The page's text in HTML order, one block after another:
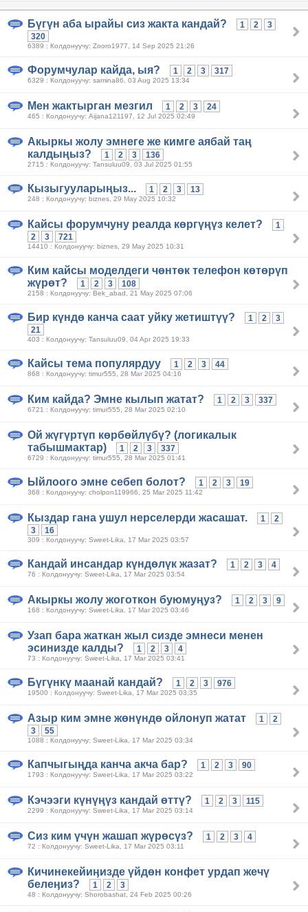
Бүгүн аба ырайы сиз жакта кандай? 1 2
3
320
6389 : Колдонуучу: Zooro1977, 14 Sep 2025 21:26
Форумчулар кайда, ыя? 1 2 3 317
6329 : Колдонуучу: samina86, 03 Aug 2025 13:34
Мен жактырган мезгил 1 2 3 24
465 : Колдонуучу: Aijana121197, 12 Jul 2025 02:49
Акыркы жолу эмнеге же кимге аябай таң
калдыңыз?
1 2 3 136
2715 : Колдонуучу: Tansuluu09, 03 Jul 2025 01:55
Кызыгууларыңыз... 1 2 3 13
248 : Колдонуучу: biznes, 29 May 2025 10:32
Кайсы форумчуну реалда көргүңүз келет?
1
2
3 721
14410 : Колдонуучу: biznes, 29 May 2025 10:31
Ким кайсы моделдеги чөнтөк телефон көтөрүп
жүрөт?
1 2 3 108
2158 : Колдонуучу: Bek_abad, 21 May 2025 07:06
Бир күндө канча саат уйку жетиштүү? 1 2
3
21
403 : Колдонуучу: Tansuluu09, 04 Apr 2025 19:33
Кайсы тема популярдуу 1 2 3 44
868 : Колдонуучу: timur555, 28 Mar 2025 04:16
Ким кайда? Эмне кылып жатат? 1 2 3 337
6721 : Колдонуучу: timur555, 28 Mar 2025 02:10
Ой жүгүртүп көрбөйлүбү? (логикалык
табышмактар)
1 2 3 337
6729 : Колдонуучу: timur555, 28 Mar 2025 01:41
Ыйлоого эмне себеп болот? 1 2 3 19
368 : Колдонуучу: cholpon119966, 25 Mar 2025 11:42
Кыздар гана ушул нерселерди жасашат. 1
2
3
16
309 : Колдонуучу: Sweet-Lika, 17 Mar 2025 03:57
Кандай инсандар күндөлүк жазат? 1 2 3 4
76 : Колдонуучу: Sweet-Lika, 17 Mar 2025 03:54
Акыркы жолу жоготкон буюмуңуз? 1 2 3 9
168 : Колдонуучу: Sweet-Lika, 17 Mar 2025 03:46
Узап бара жаткан жыл сизде эмнеси менен
эсинизде калды?
1 2 3 4
73 : Колдонуучу: Sweet-Lika, 17 Mar 2025 03:41
Бүгүнкү маанай кандай? 1 2 3 976
19500 : Колдонуучу: Sweet-Lika, 17 Mar 2025 03:35
Азыр ким эмне жөнүндө ойлонуп жатат 1
2
3
55
1088 : Колдонуучу: Sweet-Lika, 17 Mar 2025 03:34
Капчыгыңда канча акча бар? 1 2 3 90
1793 : Колдонуучу: Sweet-Lika, 17 Mar 2025 03:22
Кэчээги күнүңүз кандай өттү? 1 2 3 115
2299 : Колдонуучу: Sweet-Lika, 17 Mar 2025 03:14
Сиз ким үчүн жашап жүрөсүз? 1 2 3 4
72 : Колдонуучу: Sweet-Lika, 17 Mar 2025 03:11
Кичинекейиӊизде үйдөн конфет урдап жечү
белеӊиз?
1 2 3
48 : Колдонуучу: Shorobashat, 24 Feb 2025 00:26